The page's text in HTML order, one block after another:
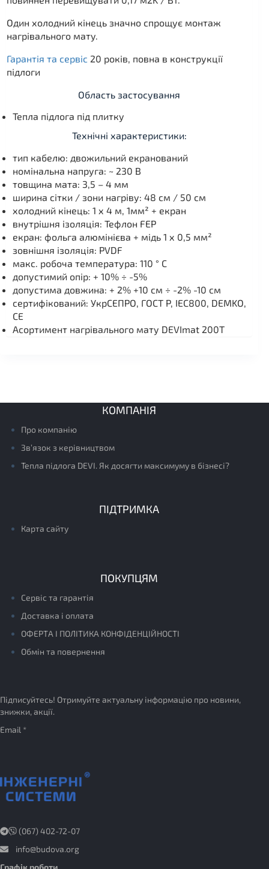
Один холодний кінець значно спрощує монтаж
нагрівального мату.
Гарантія та сервіс 20 років, повна в конструкції
підлоги
Область застосування
Тепла підлога під плитку
Технічні характеристики:
тип кабелю: двожильний екранований
номінальна напруга: ~ 230 В
товщина мата: 3,5 – 4 мм
ширина сітки / зони нагріву: 48 см / 50 см
холодний кінець: 1 х 4 м, 1мм² + екран
внутрішня ізоляція: Тефлон FEP
екран: фольга алюмінієва + мідь 1 х 0,5 мм²
зовнішня ізоляція: PVDF
макс. робоча температура: 110 ° C
допустимий опір: + 10% ÷ -5%
допустима довжина: + 2% +10 см ÷ -2% -10 см
сертифікований: УкрСЕПРО, ГОСТ Р, IEC800, DEMKO,
CE
Асортимент нагрівального мату DEVImat 200T
КОМПАНІЯ
Про компанію
Зв’язок з керівництвом
Тепла підлога DEVI. Як досягти максимуму в бізнесі?
ПІДТРИМКА
Карта сайту
ПОКУПЦЯМ
Сервіс та гарантія
Доставка і оплата
ОФЕРТА І ПОЛІТИКА КОНФІДЕНЦІЙНОСТІ
Обмін та повернення
Підписуйтесь! Отримуйте актуальну інформацію про новини,
знижки, акції.
Email *
(067) 402-72-07
info@budova.org
Графік роботи